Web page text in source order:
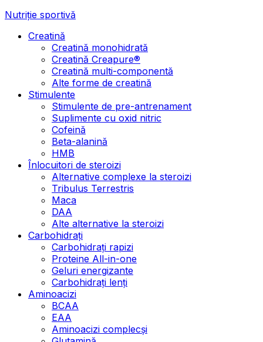
Nutriție sportivă
Creatină
Creatină monohidrată
Creatină Creapure®
Creatină multi-componentă
Alte forme de creatină
Stimulente
Stimulente de pre-antrenament
Suplimente cu oxid nitric
Cofeină
Beta-alanină
HMB
Înlocuitori de steroizi
Alternative complexe la steroizi
Tribulus Terrestris
Maca
DAA
Alte alternative la steroizi
Carbohidrați
Carbohidrați rapizi
Proteine All-in-one
Geluri energizante
Carbohidrați lenți
Aminoacizi
BCAA
EAA
Aminoacizi complecși